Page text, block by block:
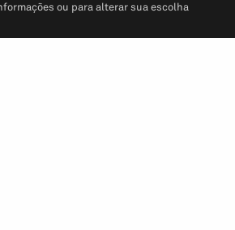
ou para alterar sua escolha